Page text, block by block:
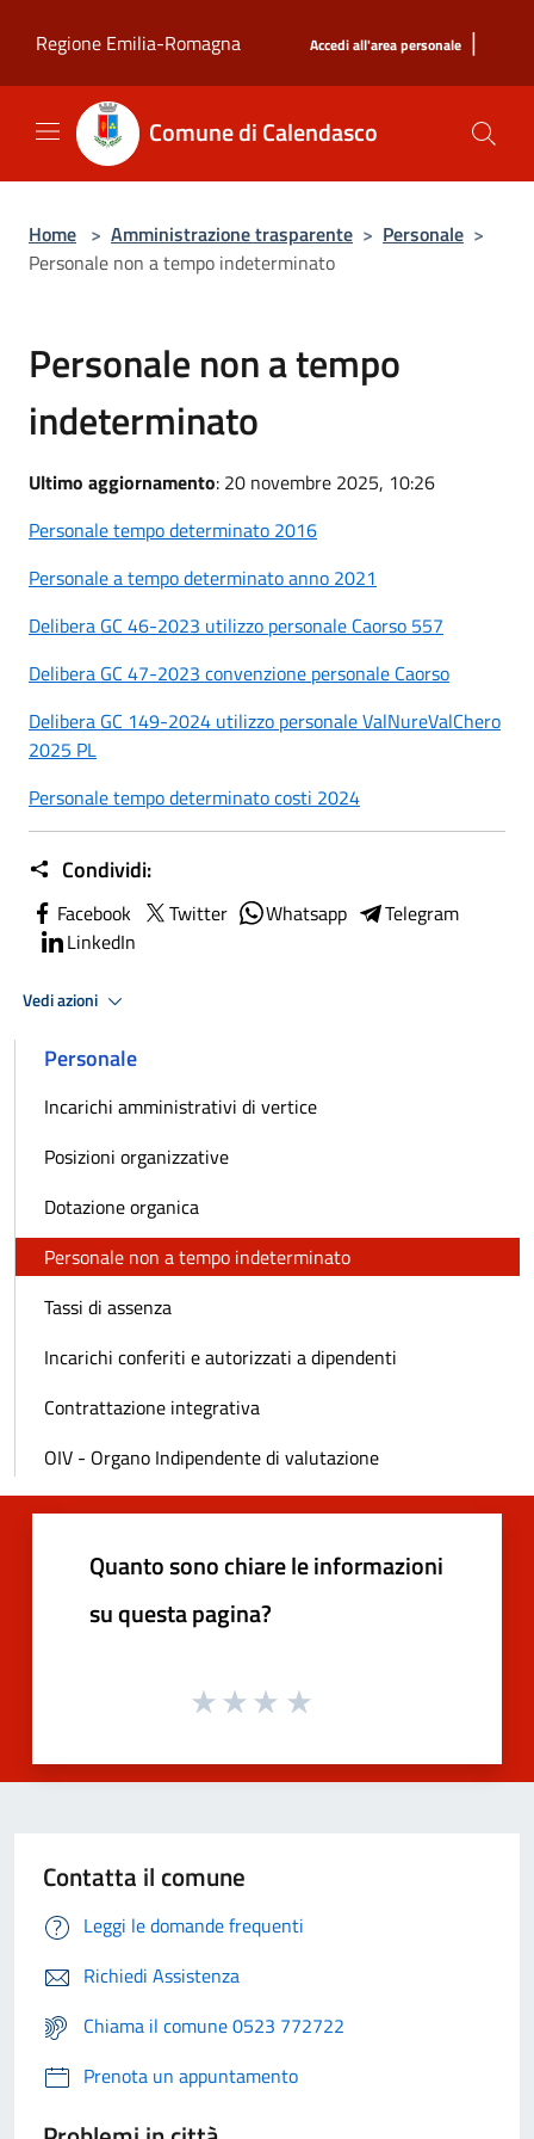
Regione Emilia-Romagna
Accedi all'area personale |
Comune di Calendasco
Home > Amministrazione trasparente > Personale >
Personale non a tempo indeterminato
Personale non a tempo
indeterminato
Ultimo aggiornamento: 20 novembre 2025, 10:26
Personale tempo determinato 2016
Personale a tempo determinato anno 2021
Delibera GC 46-2023 utilizzo personale Caorso 557
Delibera GC 47-2023 convenzione personale Caorso
Delibera GC 149-2024 utilizzo personale ValNureValChero
2025 PL
Personale tempo determinato costi 2024
Condividi:
Facebook Twitter Whatsapp
Telegram
LinkedIn
Vedi azioni
Personale
Incarichi amministrativi di vertice
Posizioni organizzative
Dotazione organica
Personale non a tempo indeterminato
Tassi di assenza
Incarichi conferiti e autorizzati a dipendenti
Contrattazione integrativa
OIV - Organo Indipendente di valutazione
Quanto sono chiare le informazioni
su questa pagina?
Contatta il comune
Leggi le domande frequenti
Richiedi Assistenza
Chiama il comune 0523 772722
Prenota un appuntamento